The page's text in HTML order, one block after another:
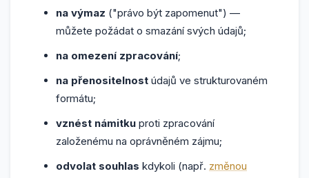
na výmaz ("právo být zapomenut") —
můžete požádat o smazání svých údajů;
na omezení zpracování;
na přenositelnost údajů ve strukturovaném
formátu;
vznést námitku proti zpracování
založenému na oprávněném zájmu;
odvolat souhlas kdykoli (např. změnou